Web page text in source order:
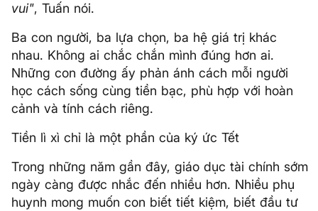
vui", Tuấn nói.
Ba con người, ba lựa chọn, ba hệ giá trị khác
nhau. Không ai chắc chắn mình đúng hơn ai.
Những con đường ấy phản ánh cách mỗi người
học cách sống cùng tiền bạc, phù hợp với hoàn
cảnh và tính cách riêng.
Tiền lì xì chỉ là một phần của ký ức Tết
Trong những năm gần đây, giáo dục tài chính sớm
ngày càng được nhắc đến nhiều hơn. Nhiều phụ
huynh mong muốn con biết tiết kiệm, biết đầu tư